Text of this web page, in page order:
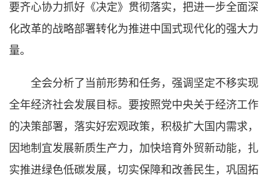
要齐心协力抓好《决定》贯彻落实，把进一步全面深
化改革的战略部署转化为推进中国式现代化的强大力
量。
全会分析了当前形势和任务，强调坚定不移实现
全年经济社会发展目标。要按照党中央关于经济工作
的决策部署，落实好宏观政策，积极扩大国内需求，
因地制宜发展新质生产力，加快培育外贸新动能，扎
实推进绿色低碳发展，切实保障和改善民生，巩固拓